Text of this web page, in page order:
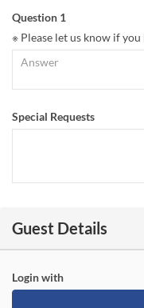
Question 1
※ Please let us know if
Special Requests
Guest Details
Login with